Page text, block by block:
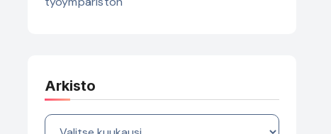
Arkisto
Arkisto